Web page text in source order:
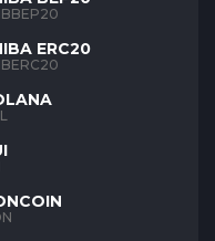
ERC20